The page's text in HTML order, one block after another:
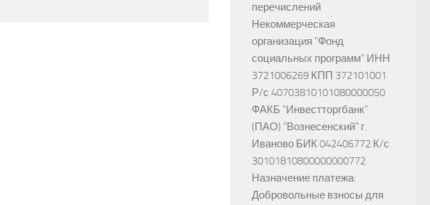
перечислений
Некоммерческая
организация "Фонд
социальных программ" ИНН
3721006269 КПП 372101001
Р/с 40703810101080000050
ФАКБ "Инвестторгбанк"
(ПАО) "Вознесенский" г.
Иваново БИК 042406772 К/с
30101810800000000772
Назначение платежа:
Добровольные взносы для